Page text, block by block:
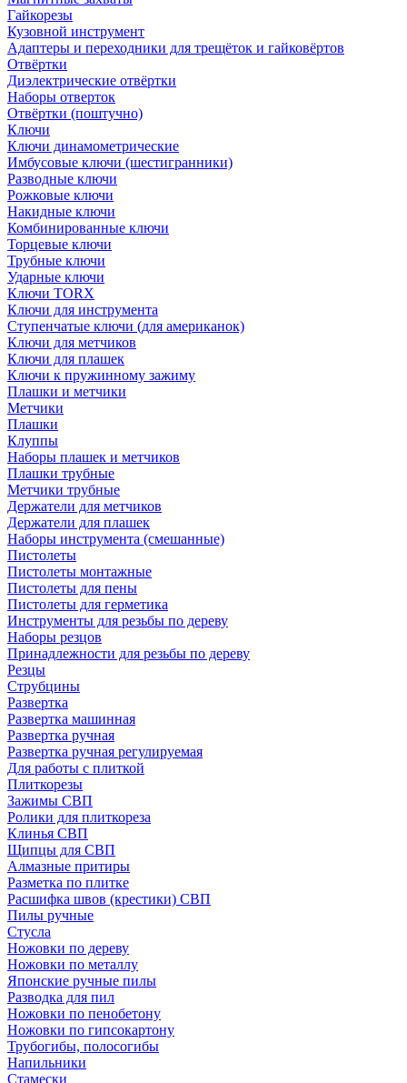
Гайкорезы
Кузовной инструмент
Адаптеры и переходники для трещёток и гайковёртов
Отвёртки
Диэлектрические отвёртки
Наборы отверток
Отвёртки (поштучно)
Ключи
Ключи динамометрические
Имбусовые ключи (шестигранники)
Разводные ключи
Рожковые ключи
Накидные ключи
Комбинированные ключи
Торцевые ключи
Трубные ключи
Ударные ключи
Ключи TORX
Ключи для инструмента
Ступенчатые ключи (для американок)
Ключи для метчиков
Ключи для плашек
Ключи к пружинному зажиму
Плашки и метчики
Метчики
Плашки
Клуппы
Наборы плашек и метчиков
Плашки трубные
Метчики трубные
Держатели для метчиков
Держатели для плашек
Наборы инструмента (смешанные)
Пистолеты
Пистолеты монтажные
Пистолеты для пены
Пистолеты для герметика
Инструменты для резьбы по дереву
Наборы резцов
Принадлежности для резьбы по дереву
Резцы
Струбцины
Развертка
Развертка машинная
Развертка ручная
Развертка ручная регулируемая
Для работы с плиткой
Плиткорезы
Зажимы СВП
Ролики для плиткореза
Клинья СВП
Щипцы для СВП
Алмазные притиры
Разметка по плитке
Расшифка швов (крестики) СВП
Пилы ручные
Стусла
Ножовки по дереву
Ножовки по металлу
Японские ручные пилы
Разводка для пил
Ножовки по пенобетону
Ножовки по гипсокартону
Трубогибы, полосогибы
Напильники
Стамески